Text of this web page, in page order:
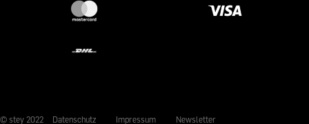
© stey 2022 Datenschutz Impressum Newsletter